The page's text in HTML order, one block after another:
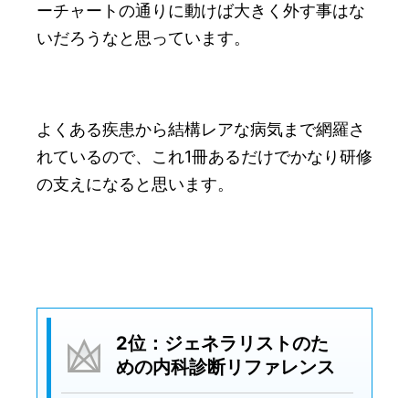
ーチャートの通りに動けば大きく外す事はな
いだろうなと思っています。
よくある疾患から結構レアな病気まで網羅さ
れているので、これ1冊あるだけでかなり研修
の支えになると思います。
2位：ジェネラリストのた
めの内科診断リファレンス